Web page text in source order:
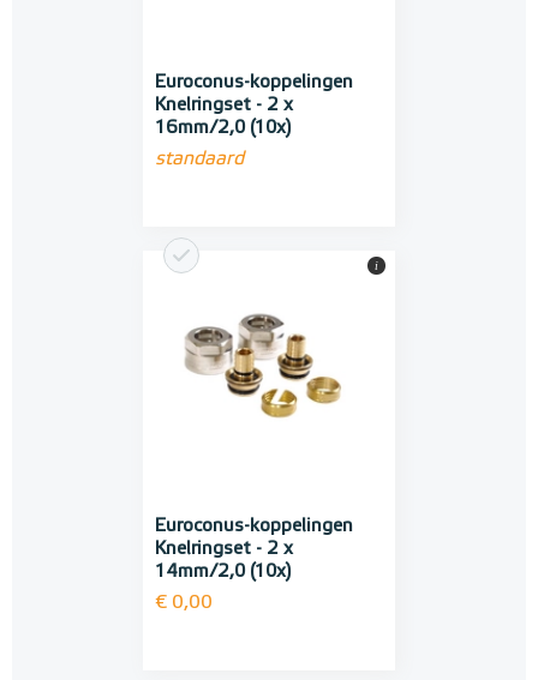
Euroconus-koppelingen
Knelringset - 2 x
16mm/2,0 (10x)
standaard
Euroconus-koppelingen
Knelringset - 2 x
14mm/2,0 (10x)
€ 0,00
i